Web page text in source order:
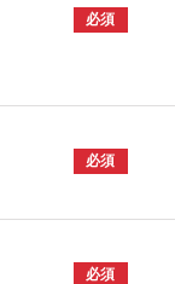
必須
必須
必須